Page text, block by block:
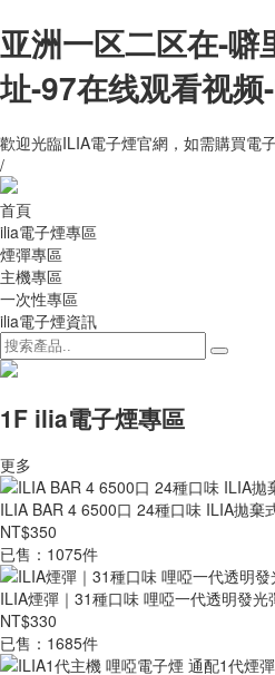
亚洲一区二区在-噼
址-97在线观看视
歡迎光臨ILIA電子煙官網，如需購買電
/
首頁
ilia電子煙專區
煙彈專區
主機專區
一次性專區
ilia電子煙資訊
1F ilia電子煙專區
更多
ILIA BAR 4 6500口 24種口味 ILIA拋棄
NT$350
已售：1075件
ILIA煙彈｜31種口味 哩啞一代透明發光
NT$330
已售：1685件